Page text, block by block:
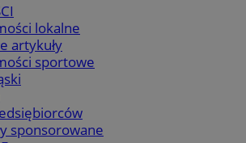
lokalne
artykuły
sportowe
sponsorowane